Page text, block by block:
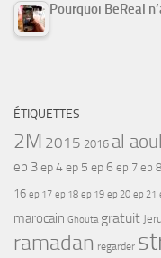
Pourquoi BeReal
ÉTIQUETTES
2M 2015 2016 al
ep 3ep 4ep 5 ep 6 ep 7 ep 8
16 ep 17 ep 18 ep 19 ep 20 ep 21
marocain Ghouta gratuit
ramadan regarder